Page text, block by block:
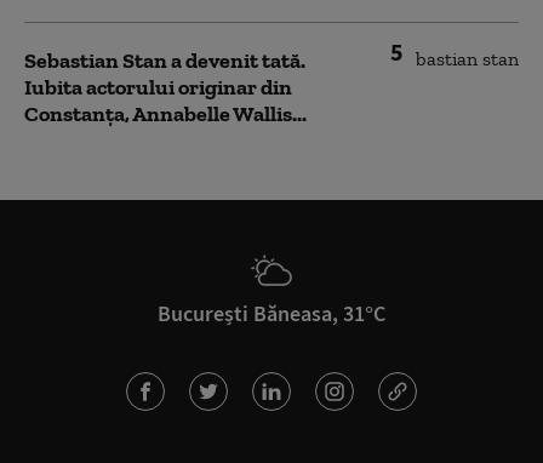
5
Sebastian Stan a devenit tată.
Iubita actorului originar din
Constanța, Annabelle Wallis...
București Băneasa, 31°C